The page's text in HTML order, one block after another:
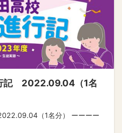
記 2022.09.04（1名
（1名分） ーーーー